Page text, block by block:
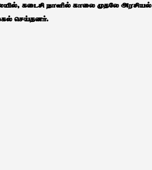
கடைசி நாளில் காலை முதலே அரசியல்
செய்தனர்.